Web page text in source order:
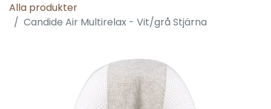
Alla produkter
Candide Air Multirelax - Vit/grå Stjärna